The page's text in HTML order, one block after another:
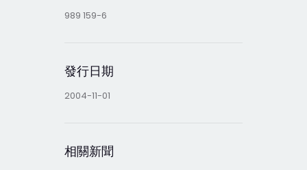
989 159-6
發行日期
2004-11-01
相關新聞